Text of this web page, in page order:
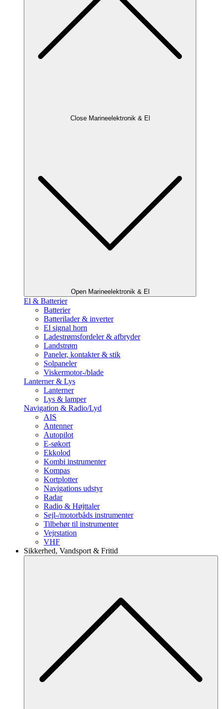
Close Marineelektronik & El
Open Marineelektronik & El
El & Batterier
Batterier
Batterilader & inverter
El signal horn
Ladestrømsfordeler & afbryder
Landstrøm
Paneler, kontakter & stik
Solpaneler
Viskermotor-/blade
Lanterner & Lys
Lanterner
Lys & lamper
Navigation & Radio/Lyd
AIS
Antenner
Autopilot
E-søkort
Ekkolod
Kombi instrumenter
Kompas
Kortplotter
Navigations udstyr
Radar
Radio & Højttaler
Sejl-/motorbåds instrumenter
Tilbehør til instrumenter
Vejrstation
VHF
Sikkerhed, Vandsport & Fritid